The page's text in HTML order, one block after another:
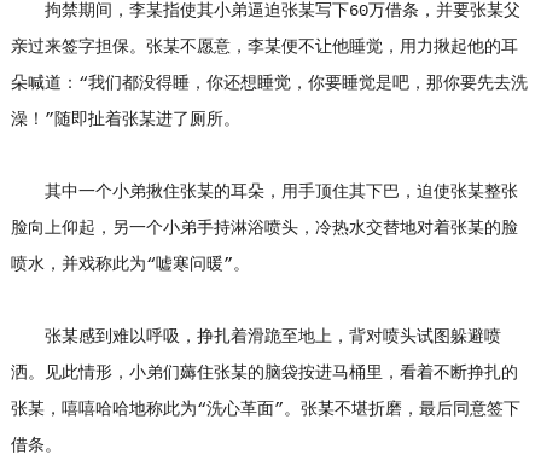
拘禁期间，李某指使其小弟逼迫张某写下60万借条，并要张某父
亲过来签字担保。张某不愿意，李某便不让他睡觉，用力揪起他的耳
朵喊道：“我们都没得睡，你还想睡觉，你要睡觉是吧，那你要先去洗
澡！”随即扯着张某进了厕所。
其中一个小弟揪住张某的耳朵，用手顶住其下巴，迫使张某整张
脸向上仰起，另一个小弟手持淋浴喷头，冷热水交替地对着张某的脸
喷水，并戏称此为“嘘寒问暖”。
张某感到难以呼吸，挣扎着滑跪至地上，背对喷头试图躲避喷
洒。见此情形，小弟们薅住张某的脑袋按进马桶里，看着不断挣扎的
张某，嘻嘻哈哈地称此为“洗心革面”。张某不堪折磨，最后同意签下
借条。